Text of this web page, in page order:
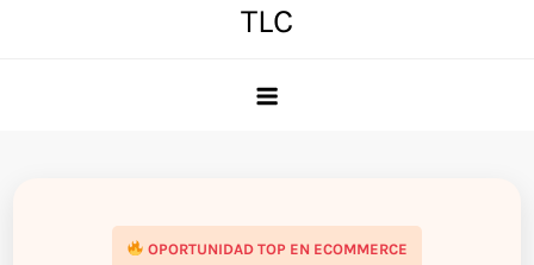
TLC
OPORTUNIDAD TOP EN ECOMMERCE